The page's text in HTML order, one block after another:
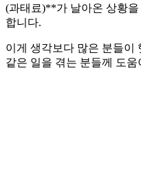
(과태료)**가 날아온 상황
합니다.
이게 생각보다 많은 분들이
같은 일을 겪는 분들께 도